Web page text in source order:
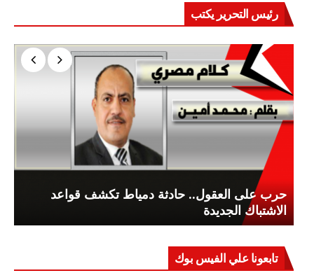
رئيس التحرير يكتب
حرب على العقول.. حادثة دمياط تكشف قواعد
الاشتباك الجديدة
تابعونا علي الفيس بوك